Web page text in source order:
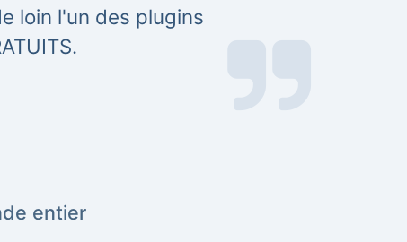
loin l'un des plugins
entier